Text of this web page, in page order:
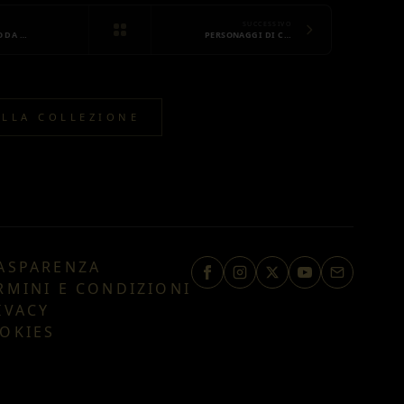
DA … PERSONAGGI DI C…
COLLEZIONE
E CONDIZIONI